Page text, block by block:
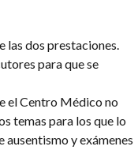
las dos prestaciones.
para que se
el Centro Médico no
temas para los que lo
y exámenes